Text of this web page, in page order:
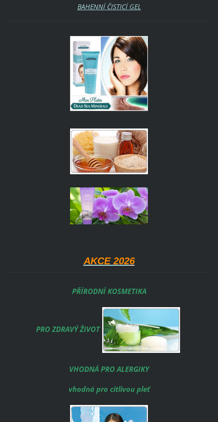
BAHENNÍ ČISTICÍ GEL
AKCE 2026
PŘÍRODNÍ KOSMETIKA
PRO ZDRAVÝ ŽIVOT
VHODNÁ PRO ALERGIKY
vhodná pro citlivou pleť